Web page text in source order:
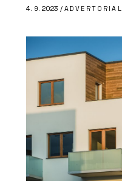
4. 9. 2023 / ADVERTORIAL